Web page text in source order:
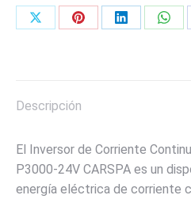
26.0
Amperios.
/
Salida
115V
AC
Share
Share
Share
Descripción
El Inversor de Corriente
P3000-24V CARSPA es un
energía eléctrica de corriente